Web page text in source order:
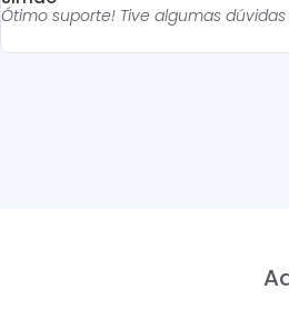
Ótimo suporte! Tive algumas